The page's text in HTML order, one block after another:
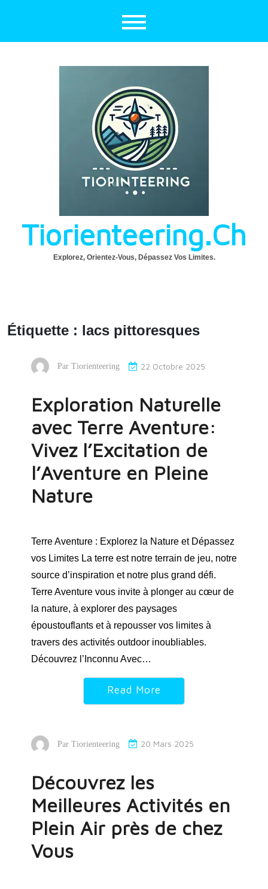
Tiorienteering.ch
Explorez, Orientez-Vous, Dépassez Vos Limites.
Étiquette : lacs pittoresques
Par Tiorienteering 22 Octobre 2025
Exploration Naturelle
avec Terre Aventure:
Vivez l’Excitation de
l’Aventure en Pleine
Nature
Terre Aventure : Explorez la Nature et Dépassez
vos Limites La terre est notre terrain de jeu, notre
source d’inspiration et notre plus grand défi.
Terre Aventure vous invite à plonger au cœur de
la nature, à explorer des paysages
époustouflants et à repousser vos limites à
travers des activités outdoor inoubliables.
Découvrez l’Inconnu Avec…
Read More
Par Tiorienteering 20 Mars 2025
Découvrez les
Meilleures Activités en
Plein Air près de chez
Vous